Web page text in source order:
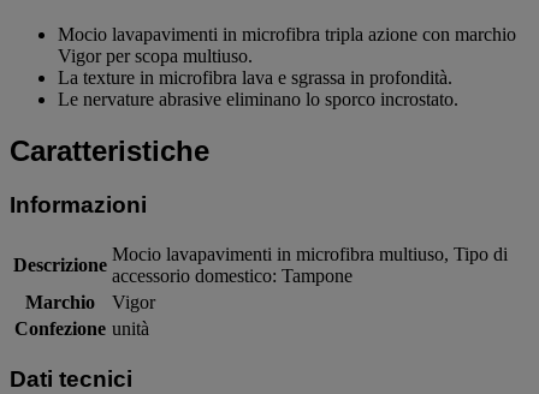
Mocio lavapavimenti in microfibra tripla azione con marchio
Vigor per scopa multiuso.
La texture in microfibra lava e sgrassa in profondità.
Le nervature abrasive eliminano lo sporco incrostato.
Caratteristiche
Informazioni
Descrizione
Mocio lavapavimenti in microfibra multiuso, Tipo di
accessorio domestico: Tampone
Marchio
Vigor
Confezione unità
Dati tecnici